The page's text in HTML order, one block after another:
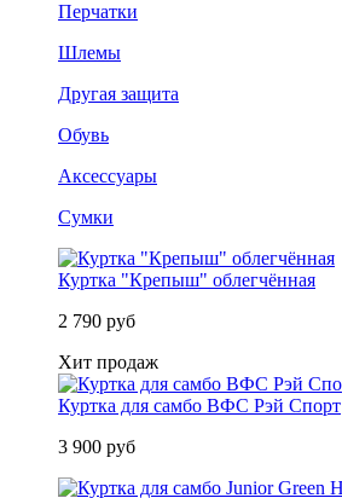
Перчатки
Шлемы
Другая защита
Обувь
Аксессуары
Сумки
Куртка "Крепыш" облегчённая
2 790 руб
Хит продаж
Куртка для самбо ВФС Рэй Спорт
3 900 руб